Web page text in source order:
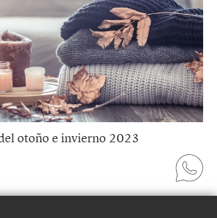
otoño e invierno 2023